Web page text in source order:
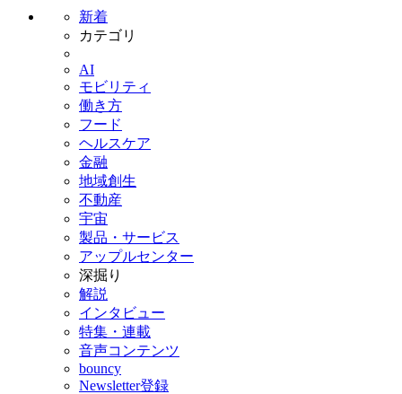
新着
カテゴリ
AI
モビリティ
働き方
フード
ヘルスケア
金融
地域創生
不動産
宇宙
製品・サービス
アップルセンター
深掘り
解説
インタビュー
特集・連載
音声コンテンツ
bouncy
Newsletter登録